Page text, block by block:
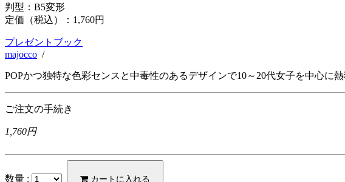
判型：B5変形
定価（税込）： 1,760円
プレゼントブック
majocco /
POPかつ独特な色彩センスと中毒性のあるデザインで10～20代女子を中心に
ご注文の手続き
1,760円
数量 : カートに入れる